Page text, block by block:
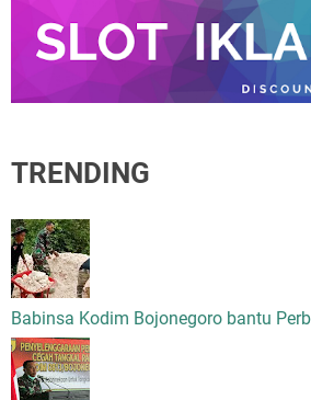
TRENDING
Babinsa Kodim Bojonegoro bantu